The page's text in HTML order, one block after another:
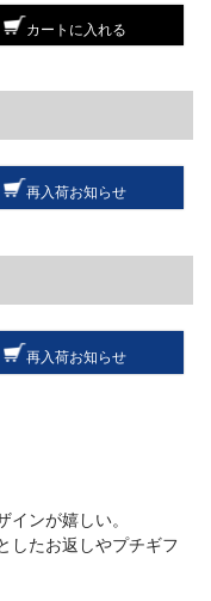
カートに入れる
再入荷お知らせ
再入荷お知らせ
ンが嬉しい。
したお返しやプチギフ